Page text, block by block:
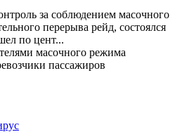
за соблюдением масочного
перерыва рейд, состоялся
по цент...